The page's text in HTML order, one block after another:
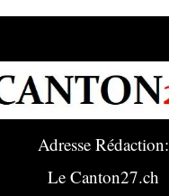
Adresse Rédaction:
Le Canton27.ch